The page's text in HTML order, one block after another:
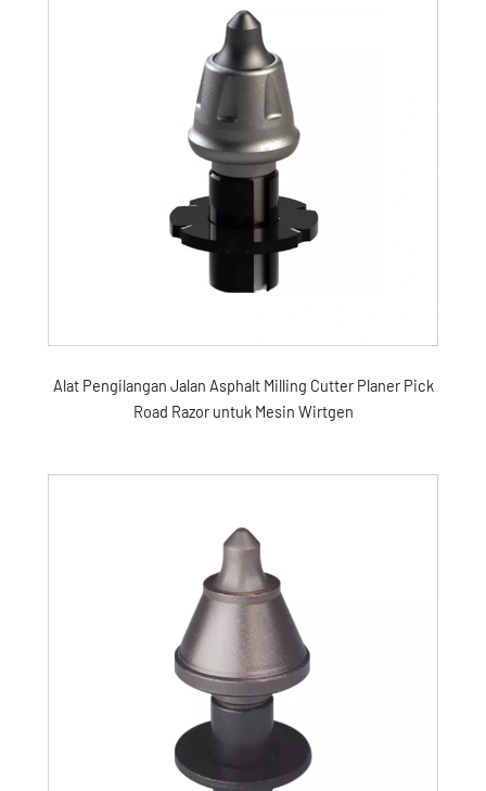
Alat Pengilangan Jalan Asphalt Milling Cutter Planer Pick
Road Razor untuk Mesin Wirtgen